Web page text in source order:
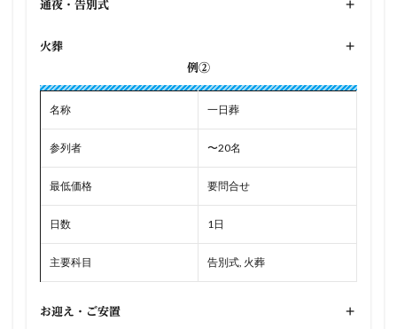
通夜・告別式 +
火葬
+
例②
名称 一日葬
参列者 〜20名
最低価格 要問合せ
日数 1日
主要科目 告別式, 火葬
お迎え・ご安置 +